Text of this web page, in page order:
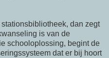
dan zegt
is van de
schooloplossing, begint de
dat er bij hoort